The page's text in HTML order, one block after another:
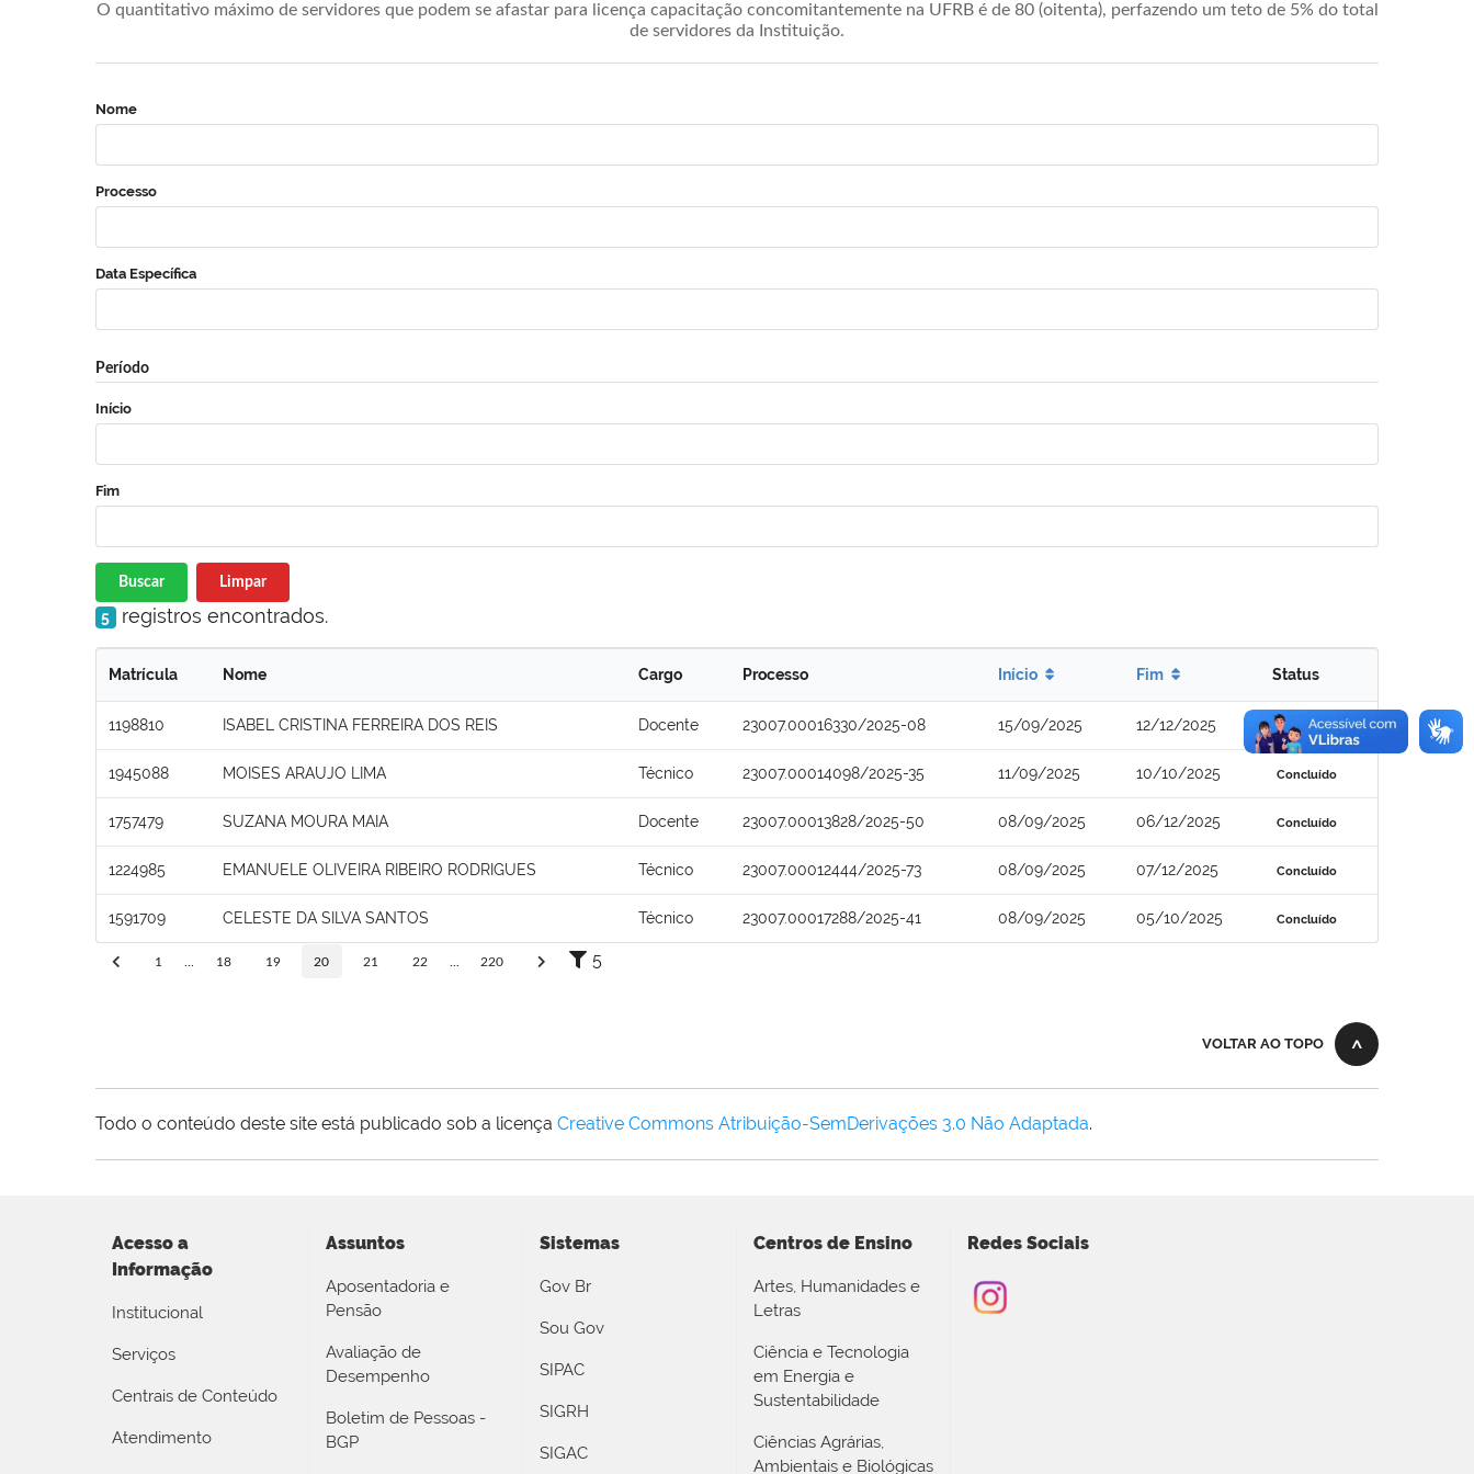
O quantitativo máximo de servidores que podem se afastar para licença capacitação concomitantemente na UFRB é de 80 (oitenta), perfazendo um teto de 5% do total
de servidores da Instituição.
Nome
Processo
Data Específica
Período
Início
Fim
Buscar Limpar
5 registros encontrados.
Matrícula Nome Cargo Processo Início Fim Status
1198810 ISABEL CRISTINA FERREIRA DOS REIS Docente 23007.00016330/2025-08 15/09/2025 12/12/2025 Concluído
1945088 MOISES ARAUJO LIMA Técnico 23007.00014098/2025-35 11/09/2025 10/10/2025 Concluído
1757479 SUZANA MOURA MAIA Docente 23007.00013828/2025-50 08/09/2025 06/12/2025 Concluído
1224985 EMANUELE OLIVEIRA RIBEIRO RODRIGUES Técnico 23007.00012444/2025-73 08/09/2025 07/12/2025 Concluído
1591709 CELESTE DA SILVA SANTOS Técnico 23007.00017288/2025-41 08/09/2025 05/10/2025 Concluído
1 18 19 20 21 22 220 5
VOLTAR AO TOPO
Todo o conteúdo deste site está publicado sob a licença Creative Commons Atribuição-SemDerivações 3.0 Não Adaptada.
Acesso a
Informação
Institucional
Serviços
Centrais de Conteúdo
Atendimento
Assuntos
Aposentadoria e
Pensão
Avaliação de
Desempenho
Boletim de Pessoas -
BGP
Sistemas
Gov Br
Sou Gov
SIPAC
SIGRH
SIGAC
Centros de Ensino
Artes, Humanidades e
Letras
Ciência e Tecnologia
em Energia e
Sustentabilidade
Ciências Agrárias,
Ambientais e Biológicas
Redes Sociais